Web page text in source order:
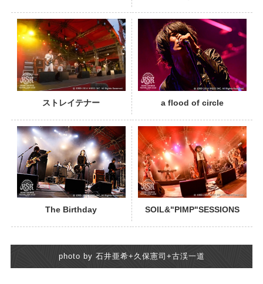
ストレイテナー a flood of circle
PHOTO
The Birthday SOIL&"PIMP"SESSIONS
PHOTO
photo by 石井亜希+久保憲司+古渓一道